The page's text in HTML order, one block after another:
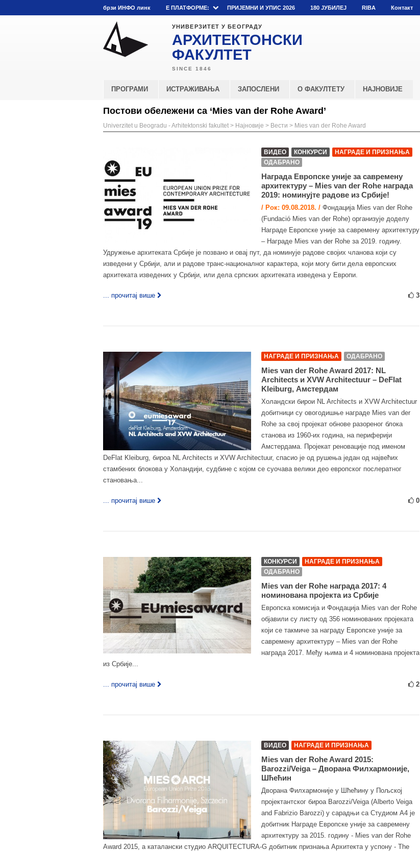
брзи ИНФО линк E ПЛАТФОРМЕ: ПРИЈЕМНИ И УПИС 2026 180 ЈУБИЛЕЈ RIBA Контакт
УНИВЕРЗИТЕТ У БЕОГРАДУ
АРХИТЕКТОНСКИ
ФАКУЛТЕТ
ПРОГРАМИ ИСТРАЖИВАЊА ЗАПОСЛЕНИ О ФАКУЛТЕТУ НАЈНОВИЈЕ
Постови обележени са ‘Mies van der Rohe Award’
Univerzitet u Beogradu - Arhitektonski fakultet > Најновије > Вести > Mies van der Rohe Award
ВИДЕО КОНКУРСИ
НАГРАДЕ И ПРИЗНАЊА
ОДАБРАНО
Награда Европске уније за савремену
архитектуру – Mies van der Rohe награда
2019: номинујте радове из Србије!
/ Рок: 09.08.2018. / Фондација Mies van der Rohe
(Fundació Mies van der Rohe) организује доделу
Награде Европске уније за савремену архитектуру
– Награде Mies van der Rohe за 2019. годину.
Удружење архитеката Србије је позвано и овај пут, да номинује радове својих чланова који су
изведени у Србији, али и радове транс-националног карактера, који могу бити дела европских
архитеката изведених у Србији, или дела српских архитеката изведена у Европи.
... прочитај више 3
НАГРАДЕ И ПРИЗНАЊА ОДАБРАНО
Mies van der Rohe Award 2017: NL
Architects и XVW Architectuur – DeFlat
Kleiburg, Амстердам
Холандски бирои NL Architects и XVW Architectuur
добитници су овогодишње награде Mies van der
Rohe за свој пројекат обнове разореног блока
станова из 1960-их година, на периферији
Амстердама. Пројекат реновације под именом
DeFlat Kleiburg, бироа NL Architects и XVW Architectuur, спасио је од рушења један од највећих
стамбених блокова у Холандији, судбине с којом се суочава велики део европског послератног
становања...
... прочитај више 0
КОНКУРСИ
НАГРАДЕ И ПРИЗНАЊА
ОДАБРАНО
Mies van der Rohe награда 2017: 4
номинована пројекта из Србије
Европска комисија и Фондација Mies van der Rohe
објавили су листу од 356 номинованих пројеката
који се такмиче за награду Европске уније за
савремену архитектуру – Mies van der Rohe
награда 2017. Међу њима и 4 номинована пројекта
из Србије...
... прочитај више 2
ВИДЕО НАГРАДЕ И ПРИЗНАЊА
Mies van der Rohe Award 2015:
Barozzi/Veiga – Дворана Филхармоније,
Шћећин
Дворана Филхармоније у Шћећину у Пољској
пројектантског бироа Barozzi/Veiga (Alberto Veiga
and Fabrizio Barozzi) у сарадњи са Студиом А4 је
добитник Награде Европске уније за савремену
архитектуру за 2015. годину - Mies van der Rohe
Award 2015, а каталански студио ARQUITECTURA-G добитник признања Архитекта у успону - The